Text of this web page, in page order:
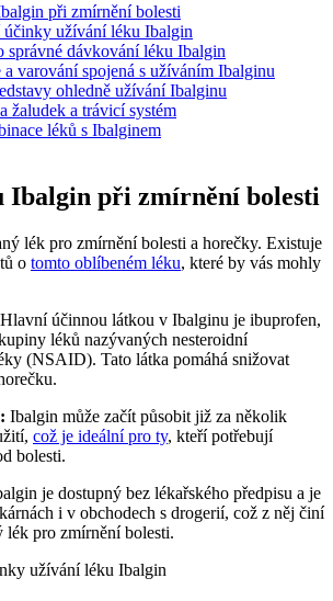
při zmírnění bolesti
účinky užívání léku Ibalgin
správné dávkování léku Ibalgin
varování spojená s užíváním Ibalginu
ohledně užívání Ibalginu
žaludek a trávicí systém
léků s Ibalginem
Ibalgin při zmírnění bolesti
lék pro zmírnění bolesti a horečky. Existuje
o tomto oblíbeném léku, které by vás mohly
Hlavní účinnou látkou v Ibalginu je ibuprofen,
léků nazývaných nesteroidní
(NSAID). Tato látka pomáhá snižovat
Ibalgin může začít působit již za několik
což je ideální pro ty, kteří potřebují
bolesti.
je dostupný bez lékařského předpisu a je
i v obchodech s drogerií, což z něj činí
lék pro zmírnění bolesti.